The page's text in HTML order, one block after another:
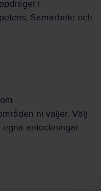
i
Samarbete och
ni väljer. Välj
anteckningar.